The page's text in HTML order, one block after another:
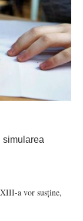
simularea
a vor susține,